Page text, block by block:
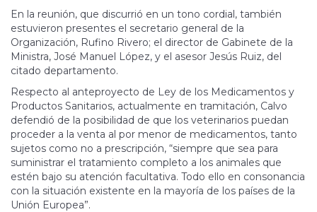
En la reunión, que discurrió en un tono cordial, también
estuvieron presentes el secretario general de la
Organización, Rufino Rivero; el director de Gabinete de la
Ministra, José Manuel López, y el asesor Jesús Ruiz, del
citado departamento.
Respecto al anteproyecto de Ley de los Medicamentos y
Productos Sanitarios, actualmente en tramitación, Calvo
defendió de la posibilidad de que los veterinarios puedan
proceder a la venta al por menor de medicamentos, tanto
sujetos como no a prescripción, “siempre que sea para
suministrar el tratamiento completo a los animales que
estén bajo su atención facultativa. Todo ello en consonancia
con la situación existente en la mayoría de los países de la
Unión Europea”.